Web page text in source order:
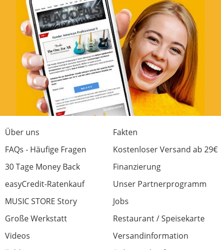
Über uns
Fakten
FAQs - Häufige Fragen
Kostenloser Versand ab 29€
30 Tage Money Back
Finanzierung
easyCredit-Ratenkauf
Unser Partnerprogramm
MUSIC STORE Story
Jobs
Große Werkstatt
Restaurant / Speisekarte
Videos
Versandinformation